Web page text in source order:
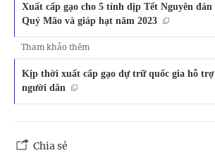
Xuất cấp gạo cho 5 tỉnh dịp Tết Nguyên đán
Quý Mão và giáp hạt năm 2023
Tham khảo thêm
Kịp thời xuất cấp gạo dự trữ quốc gia hỗ trợ
người dân
Chia sẻ